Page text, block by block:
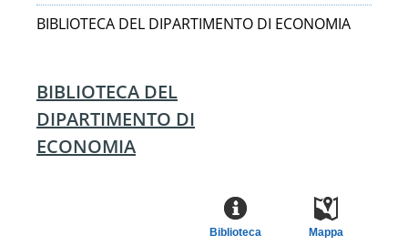
BIBLIOTECA DEL DIPARTIMENTO DI ECONOMIA
BIBLIOTECA DEL
DIPARTIMENTO DI
ECONOMIA
Mappa
Biblioteca